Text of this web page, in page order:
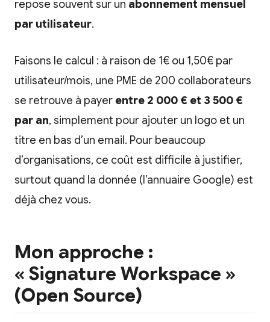
repose souvent sur un abonnement mensuel
par utilisateur.
Faisons le calcul : à raison de 1€ ou 1,50€ par
utilisateur/mois, une PME de 200 collaborateurs
se retrouve à payer entre 2 000 € et 3 500 €
par an, simplement pour ajouter un logo et un
titre en bas d’un email. Pour beaucoup
d’organisations, ce coût est difficile à justifier,
surtout quand la donnée (l’annuaire Google) est
déjà chez vous.
Mon approche :
« Signature Workspace »
(Open Source)